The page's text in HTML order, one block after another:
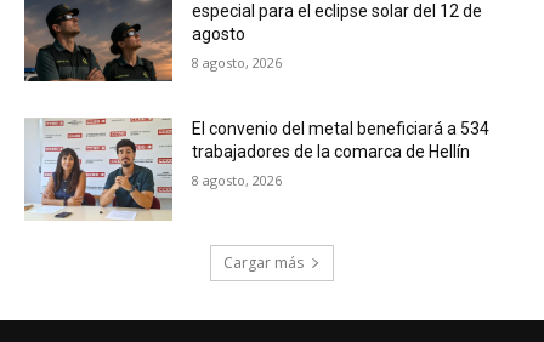
especial para el eclipse solar del 12 de
agosto
8 agosto, 2026
El convenio del metal beneficiará a 534
trabajadores de la comarca de Hellín
8 agosto, 2026
Cargar más